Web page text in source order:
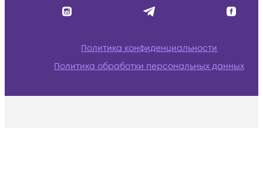
Политика конфиденциальности
Политика обработки персональных данных